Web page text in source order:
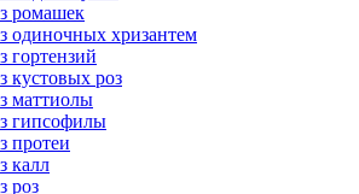
ромашек
одиночных хризантем
гортензий
кустовых роз
маттиолы
гипсофилы
протеи
калл
роз